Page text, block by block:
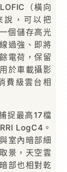
（橫向
說，可以把
個儲存高光
過強、即將
電荷，保留
於車載攝影
費級雲台相
捉最高17檔
LogC4。
室內暗部細
景，天空雲
部也相對乾